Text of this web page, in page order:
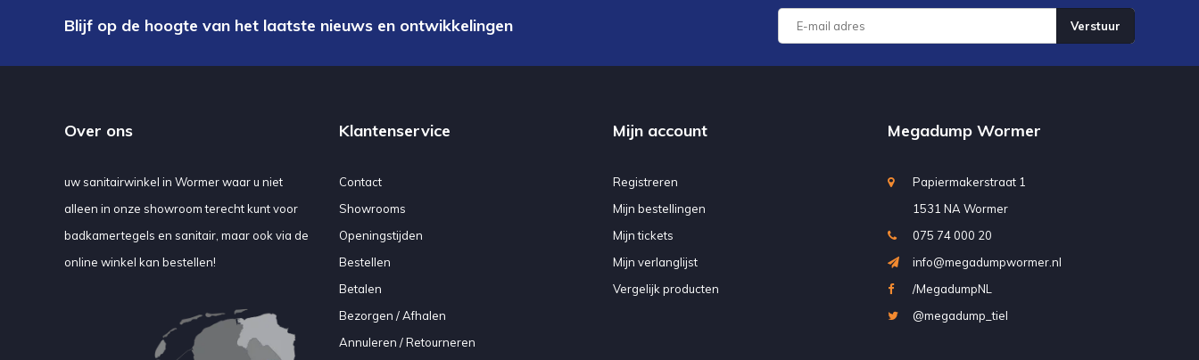
Blijf op de hoogte van het laatste nieuws en ontwikkelingen Verstuur
Over ons
uw sanitairwinkel in Wormer waar u niet
alleen in onze showroom terecht kunt voor
badkamertegels en sanitair, maar ook via de
online winkel kan bestellen!
Klantenservice
Contact
Showrooms
Openingstijden
Bestellen
Betalen
Bezorgen / Afhalen
Annuleren / Retourneren
Mijn account
Registreren
Mijn bestellingen
Mijn tickets
Mijn verlanglijst
Vergelijk producten
Megadump Wormer
Papiermakerstraat 1
1531 NA Wormer
075 74 000 20
info@megadumpwormer.nl
/MegadumpNL
@megadump_tiel